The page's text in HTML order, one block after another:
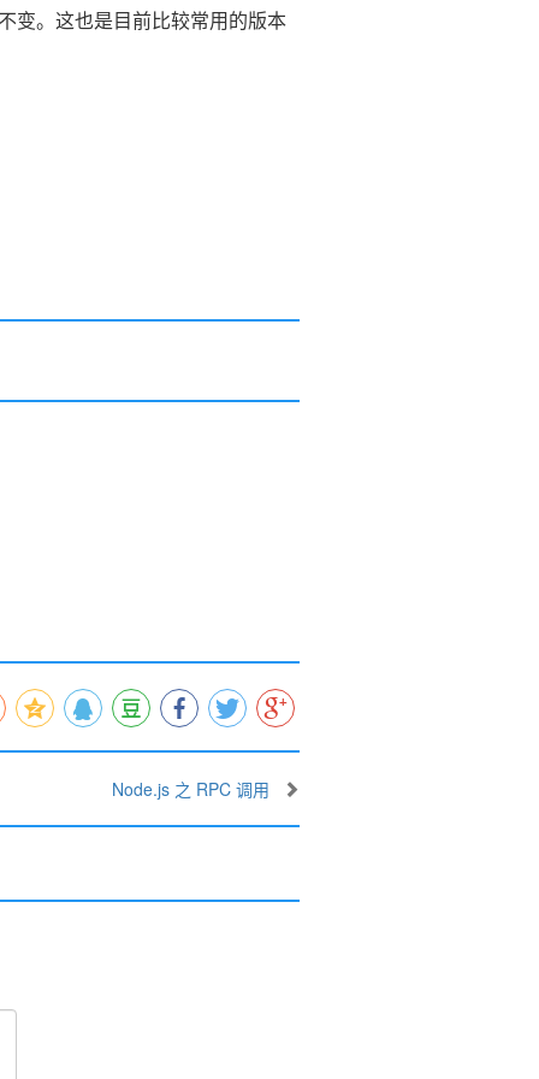
变。这也是目前比较常用的版本
Node.js 之 RPC 调用